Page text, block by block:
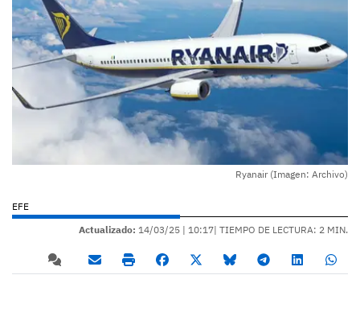
Ryanair (Imagen: Archivo)
EFE
Actualizado: 14/03/25 | 10:17| TIEMPO DE LECTURA: 2 MIN.